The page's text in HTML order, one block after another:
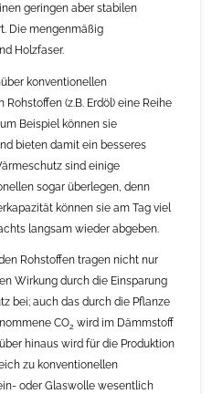
geringen aber stabilen
Die mengenmäßig
Holzfaser.
konventionellen
(z.B. Erdöl) eine Reihe
Beispiel können sie
bieten damit ein besseres
sind einige
sogar überlegen, denn
können sie am Tag viel
langsam wieder abgeben.
Rohstoffen tragen nicht nur
Wirkung durch die Einsparung
bei; auch das durch die Pflanze
CO2 wird im Dämmstoff
hinaus wird für die Produktion
zu konventionellen
oder Glaswolle wesentlich